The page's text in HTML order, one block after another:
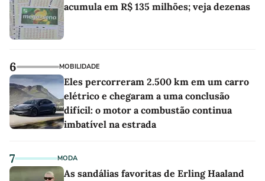
acumula em R$ 135 milhões; veja dezenas
6 MOBILIDADE
Eles percorreram 2.500 km em um carro
elétrico e chegaram a uma conclusão
difícil: o motor a combustão continua
imbatível na estrada
7 MODA
As sandálias favoritas de Erling Haaland